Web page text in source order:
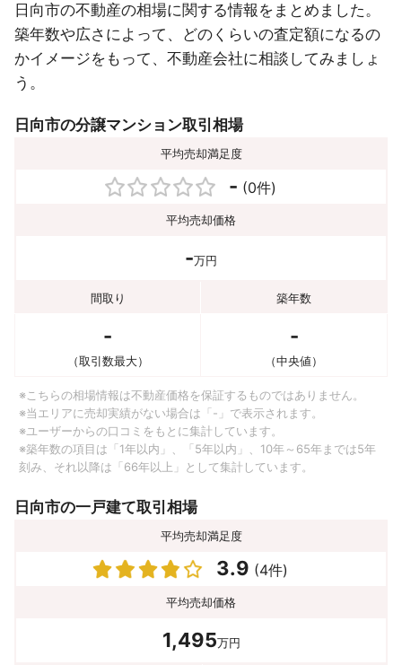
日向市の不動産の相場に関する情報をまとめました。
築年数や広さによって、どのくらいの査定額になるの
かイメージをもって、不動産会社に相談してみましょ
う。
日向市の分譲マンション取引相場
平均売却満足度
- (0件)
平均売却価格
-万円
間取り 築年数
-
（取引数最大）
-
（中央値）
※こちらの相場情報は不動産価格を保証するものではありません。
※当エリアに売却実績がない場合は「-」で表示されます。
※ユーザーからの口コミをもとに集計しています。
※築年数の項目は「1年以内」、「5年以内」、10年～65年までは5年
刻み、それ以降は「66年以上」として集計しています。
日向市の一戸建て取引相場
平均売却満足度
3.9 (4件)
平均売却価格
1,495万円